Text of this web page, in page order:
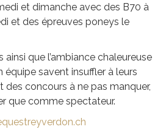
et dimanche avec des B70 à
et des épreuves poneys le
que l’ambiance chaleureuse
équipe savent insuffler à leurs
concours à ne pas manquer,
que comme spectateur.